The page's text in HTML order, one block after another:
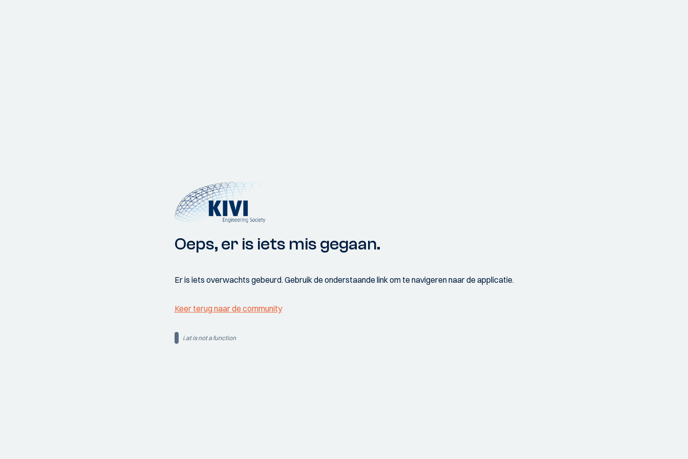
Oeps, er is iets mis gegaan.
Er is iets overwachts gebeurd. Gebruik de onderstaande link om te navigeren naar de applicatie.
Keer terug naar de community
i.at is not a function